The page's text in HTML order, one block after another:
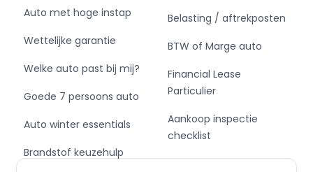
Tenaamstelling kenteken
Pakket B €895
Nieuwe APK indien auto ouder is dan 3 jaar
Grote beurt (alle filters + olie)
Poetsen
Kijk voor meer occasions op www.lenferink.nl
Auto met hoge instap
Wettelijke garantie
Welke auto past bij mij?
Goede 7 persoons auto
Auto winter essentials
Brandstof keuzehulp
Belasting / aftrekposten
BTW of Marge auto
Financial Lease
Particulier
Aankoop inspectie
checklist
Private Leasen,